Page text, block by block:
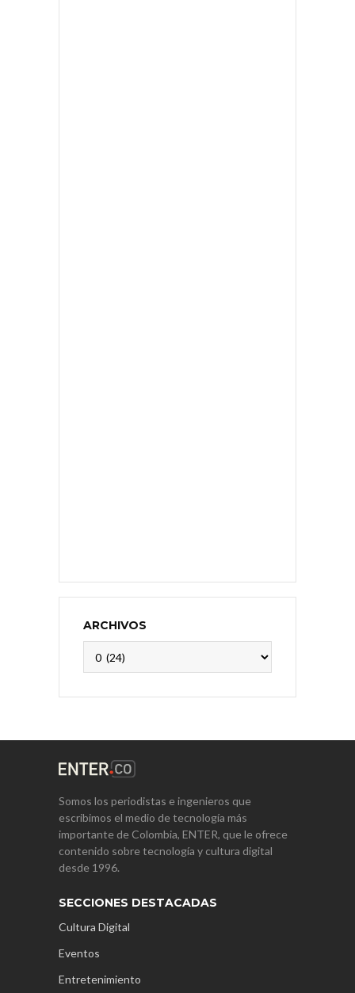
ARCHIVOS
Somos los periodistas e ingenieros que
escribimos el medio de tecnología más
importante de Colombia, ENTER, que le ofrece
contenido sobre tecnología y cultura digital
desde 1996.
SECCIONES DESTACADAS
Cultura Digital
Eventos
Entretenimiento